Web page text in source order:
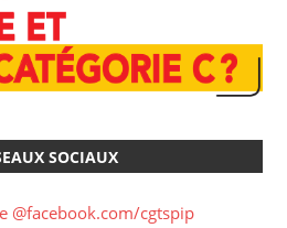
SOCIAUX
@facebook.com/cgtspip